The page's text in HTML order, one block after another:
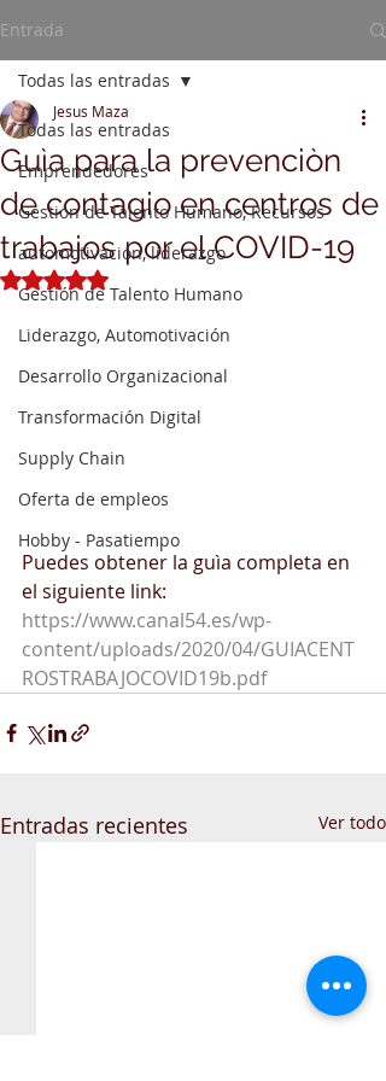
Entrada
Todas las entradas
Emprendedores
Gestión de Talento Humano, Recursos
automotivación, liderazgo
Gestión de Talento Humano
Liderazgo, Automotivación
Desarrollo Organizacional
Transformación Digital
Supply Chain
Oferta de empleos
Hobby - Pasatiempo
Todas las entradas
Guìa para la prevenciòn
de contagio en centros de
trabajos por el COVID-19
Jesus Maza
Obtuvo NaN de 5 estrellas.
Puedes obtener la guìa completa en
el siguiente link:
https://www.canal54.es/wp-
content/uploads/2020/04/GUIACENT
ROSTRABAJOCOVID19b.pdf
Entradas recientes Ver todo